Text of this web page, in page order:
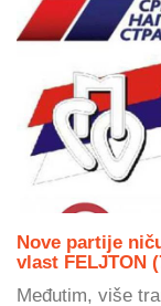
Nove partije
vlast FELJTON
Međutim, više